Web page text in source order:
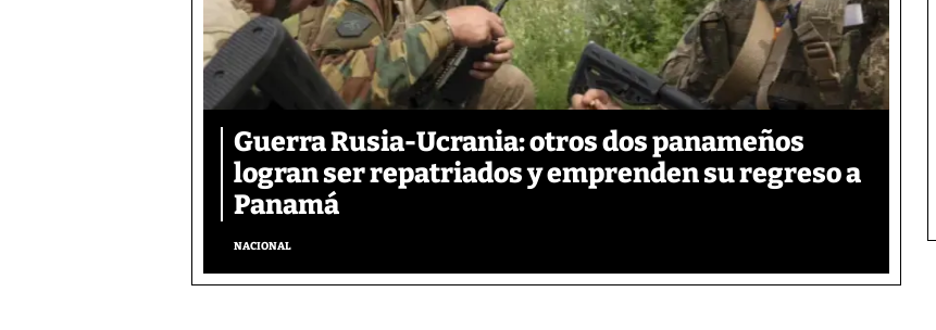
Guerra Rusia-Ucrania: otros dos panameños
logran ser repatriados y emprenden su regreso a
Panamá
NACIONAL